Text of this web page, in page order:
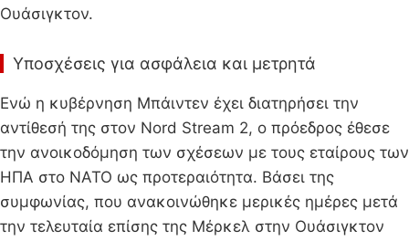
Ουάσιγκτον.
Υποσχέσεις για ασφάλεια και μετρητά
Ενώ η κυβέρνηση Μπάιντεν έχει διατηρήσει την
αντίθεσή της στον Nord Stream 2, ο πρόεδρος έθεσε
την ανοικοδόμηση των σχέσεων με τους εταίρους των
ΗΠΑ στο ΝΑΤΟ ως προτεραιότητα. Βάσει της
συμφωνίας, που ανακοινώθηκε μερικές ημέρες μετά
την τελευταία επίσης της Μέρκελ στην Ουάσιγκτον